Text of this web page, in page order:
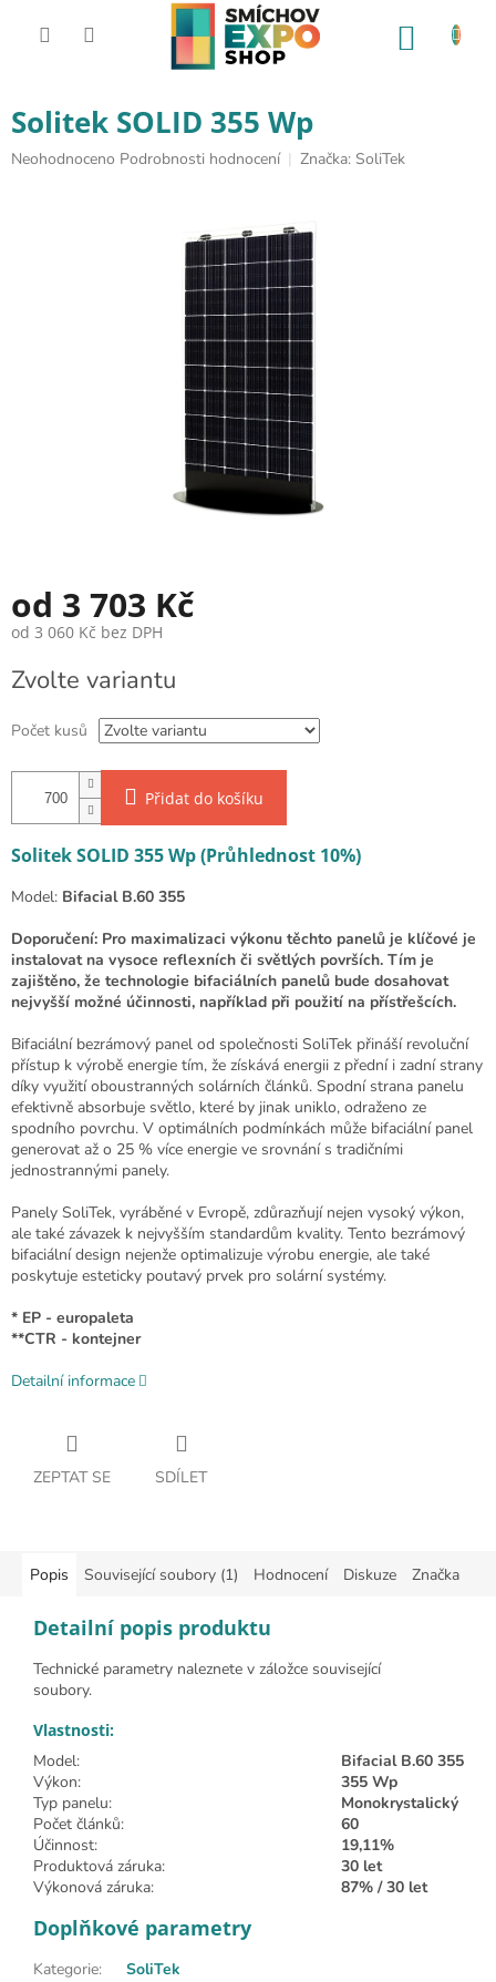
Solitek SOLID 355 Wp
Průměrné hodnocení produktu je 0,0 z 5 hvězdiček.
Neohodnoceno Podrobnosti hodnocení Značka: SoliTek
od 3 703 Kč
od 3 060 Kč bez DPH
Zvolte variantu
Počet kusů
Přidat do košíku
Solitek SOLID 355 Wp (Průhlednost 10%)
Model: Bifacial B.60 355
Doporučení: Pro maximalizaci výkonu těchto panelů je klíčové je
instalovat na vysoce reflexních či světlých površích. Tím je
zajištěno, že technologie bifaciálních panelů bude dosahovat
nejvyšší možné účinnosti, například při použití na přístřešcích.
Bifaciální bezrámový panel od společnosti SoliTek přináší revoluční
přístup k výrobě energie tím, že získává energii z přední i zadní strany
díky využití oboustranných solárních článků. Spodní strana panelu
efektivně absorbuje světlo, které by jinak uniklo, odraženo ze
spodního povrchu. V optimálních podmínkách může bifaciální panel
generovat až o 25 % více energie ve srovnání s tradičními
jednostrannými panely.
Panely SoliTek, vyráběné v Evropě, zdůrazňují nejen vysoký výkon,
ale také závazek k nejvyšším standardům kvality. Tento bezrámový
bifaciální design nejenže optimalizuje výrobu energie, ale také
poskytuje esteticky poutavý prvek pro solární systémy.
* EP - europaleta
**CTR - kontejner
Detailní informace
ZEPTAT SE SDÍLET
Popis Související soubory (1) Hodnocení Diskuze Značka
Detailní popis produktu
Technické parametry naleznete v záložce související
soubory.
Vlastnosti:
Model:
Bifacial B.60 355
Výkon:
355 Wp
Typ panelu:
Monokrystalický
Počet článků:
60
Účinnost:
19,11%
Produktová záruka:
30 let
Výkonová záruka:
87% / 30 let
Doplňkové parametry
Kategorie:
SoliTek